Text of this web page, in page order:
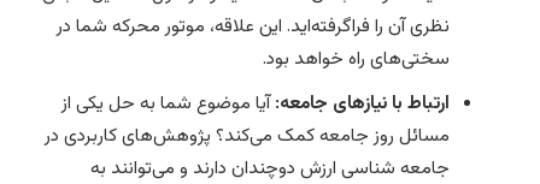
نظری آن را فراگرفته‌اید. این علاقه، موتور محرکه شما در
سختی‌های راه خواهد بود.
ارتباط با نیازهای جامعه:آیا موضوع شما به حل یکی از
مسائل روز جامعه کمک می‌کند؟ پژوهش‌های کاربردی در
جامعه شناسی ارزش دوچندان دارند و می‌توانند به